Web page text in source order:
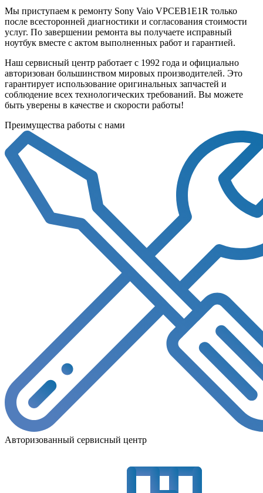
Мы приступаем к ремонту Sony Vaio VPCEB1E1R только
после всесторонней диагностики и согласования стоимости
услуг. По завершении ремонта вы получаете исправный
ноутбук вместе с актом выполненных работ и гарантией.
Наш сервисный центр работает с 1992 года и официально
авторизован большинством мировых производителей. Это
гарантирует использование оригинальных запчастей и
соблюдение всех технологических требований. Вы можете
быть уверены в качестве и скорости работы!
Преимущества работы с нами
Авторизованный сервисный центр